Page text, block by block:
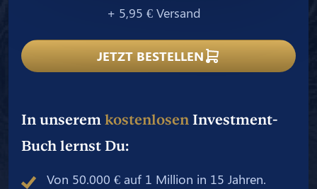
In unserem kostenlosen Investment-
Buch lernst Du:
Von 50.000 € auf 1 Million in 15 Jahren.
JETZT BESTELLEN
+ 5,95 € Versand